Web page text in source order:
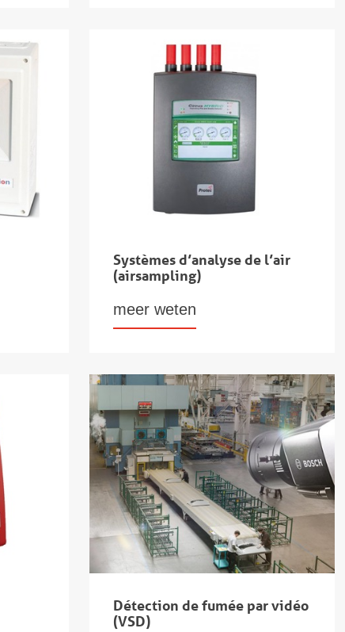
Systèmes d’analyse de l’air
(airsampling)
meer weten
Détection de fumée par vidéo
(VSD)